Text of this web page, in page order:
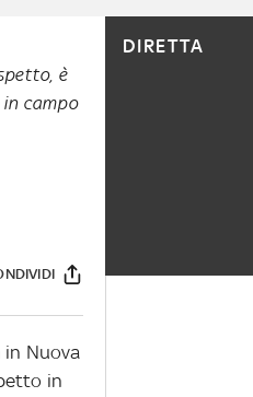
è
campo
Nuova
in
DIRETTA